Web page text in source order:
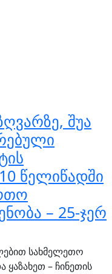
შუა
წელიწადში
– 25-ჯერ
სახმელეთო
– ჩინეთის